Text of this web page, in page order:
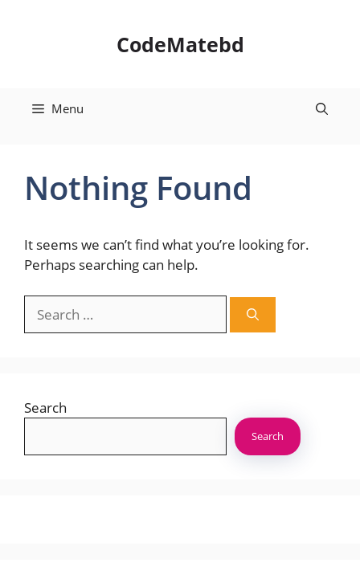
CodeMatebd
Menu
Nothing Found
It seems we can’t find what you’re looking for.
Perhaps searching can help.
for:
Search
Search